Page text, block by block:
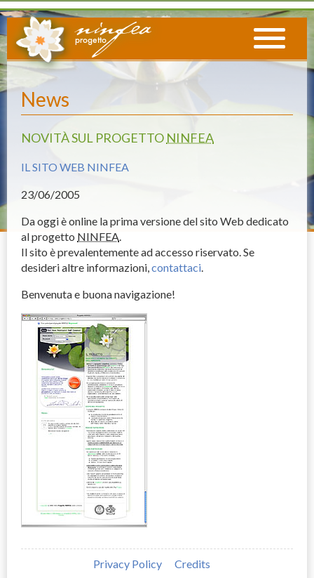
News
NOVITÀ SUL PROGETTO NINFEA
IL SITO WEB NINFEA
23/06/2005
Da oggi è online la prima versione del sito Web dedicato
al progetto NINFEA
Il sito è prevalentemente ad accesso riservato. Se
desideri altre informazioni, contattaci
Benvenuta e buona navigazione!
Privacy Policy
Credits